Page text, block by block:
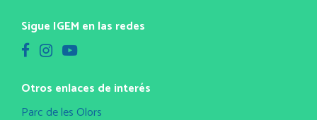
Sigue IGEM en las redes
Otros enlaces de interés
Parc de les Olors